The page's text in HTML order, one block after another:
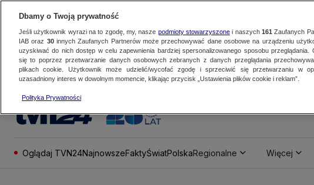
Oglądaj TVN24NajnowszeFaktyŚwiatPolskaRegionalne Więcej
Dbamy o Twoją prywatność
Jeśli użytkownik wyrazi na to zgodę, my, nasze podmioty stowarzyszonei naszych 161 Zaufanych
IAB oraz 30innych Zaufanych Partnerów może przechowywać dane osobowe na urządzeniu
uzyskiwać do nich dostęp w celu zapewnienia bardziej spersonalizowanego sposobu przeglądania.
się to poprzez przetwarzanie danych osobowych zebranych z danych przeglądania
plikach cookie. Użytkownik może udzielić/wycofać zgodę i sprzeciwić się przetwarzaniu w
uzasadniony interes w dowolnym momencie, klikając przycisk „Ustawienia plików cookie i reklam”.
Polityka Prywatności